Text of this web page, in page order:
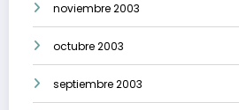
noviembre 2003
octubre 2003
septiembre 2003